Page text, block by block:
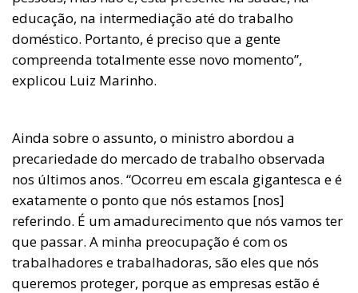
educação, na intermediação até do trabalho
doméstico. Portanto, é preciso que a gente
compreenda totalmente esse novo momento”,
explicou Luiz Marinho.
Ainda sobre o assunto, o ministro abordou a
precariedade do mercado de trabalho observada
nos últimos anos. “Ocorreu em escala gigantesca e é
exatamente o ponto que nós estamos [nos]
referindo. É um amadurecimento que nós vamos ter
que passar. A minha preocupação é com os
trabalhadores e trabalhadoras, são eles que nós
queremos proteger, porque as empresas estão é